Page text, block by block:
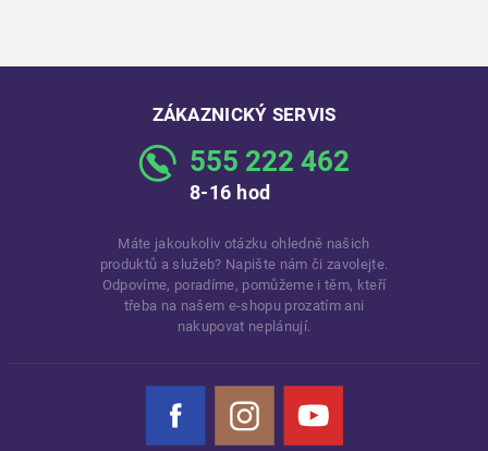
ZÁKAZNICKÝ SERVIS
555 222 462
8-16 hod
Máte jakoukoliv otázku ohledně našich
produktů a služeb? Napište nám či zavolejte.
Odpovíme, poradíme, pomůžeme i těm, kteří
třeba na našem e-shopu prozatím ani
nakupovat neplánují.
Facebook Instagram YouTube